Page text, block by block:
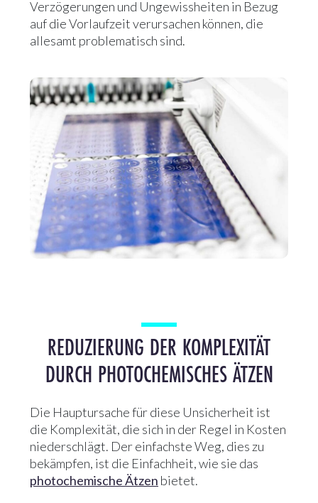
Verzögerungen und Ungewissheiten in Bezug
auf die Vorlaufzeit verursachen können, die
allesamt problematisch sind.
REDUZIERUNG DER KOMPLEXITÄT
DURCH PHOTOCHEMISCHES ÄTZEN
Die Hauptursache für diese Unsicherheit ist
die Komplexität, die sich in der Regel in Kosten
niederschlägt. Der einfachste Weg, dies zu
bekämpfen, ist die Einfachheit, wie sie das
photochemische Ätzen bietet.